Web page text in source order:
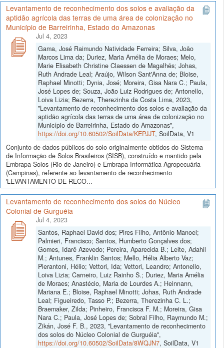
Levantamento de reconhecimento dos solos e avaliação da
aptidão agrícola das terras de uma área de colonização no
Município de Barreirinha, Estado do Amazonas
Jul 4, 2023
Gama, José Raimundo Natividade Ferreira; Silva, João
Marcos Lima da; Duriez, Maria Amélia de Moraes; Melo,
Marie Elisabeth Christine Claessen de Magalhẽs; Johas,
Ruth Andrade Leal; Araújo, Wilson Sant'Anna de; Bloise,
Raphael Minotti; Dynia, José; Moreira, Gisa Nara C.; Paula,
José Lopes de; Souza, João Luiz Rodrigues de; Antonello,
Loiva Lizia; Bezerra, Therezinha da Costa Lima, 2023,
"Levantamento de reconhecimento dos solos e avaliação da
aptidão agrícola das terras de uma área de colonização no
Município de Barreirinha, Estado do Amazonas",
https://doi.org/10.60502/SoilData/KEPJJT, SoilData, V1
Conjunto de dados públicos do solo originalmente obtidos do Sistema
de Informação de Solos Brasileiros (SISB), construído e mantido pela
Embrapa Solos (Rio de Janeiro) e Embrapa Informática Agropecuária
(Campinas), referente ao levantamento de reconhecimento
'LEVANTAMENTO DE RECO...
Levantamento de reconhecimento dos solos do Núcleo
Colonial de Gurguéia
Jul 4, 2023
Santos, Raphael David dos; Pires Filho, Antônio Manoel;
Palmieri, Francisco; Santos, Humberto Gonçalves dos;
Gomes, Idarê Azevedo; Pereira, Aparecida B.; Leite, Adahil
M.; Antunes, Franklin Santos; Mello, Hélia Alberto Vaz;
Pierantoni, Hélio; Vettori, Ida; Vettori, Leandro; Antonello,
Loiva Lizia; Carneiro, Luiz Rainho S.; Duriez, Maria Amélia
de Moraes; Anastécio, Maria de Lourdes A.; Heinnann,
Mariana E.; Bloise, Raphael Minotti; Johas, Ruth Andrade
Leal; Figueiredo, Tasso P.; Bezerra, Therezinha C. L.;
Braemaker, Zilda; Pinheiro, Francisca F. M.; Moreira, Gisa
Nara C.; Paula, José Lopes de; Sobral Filho, Raymundo M.;
Zikán, José F. B., 2023, "Levantamento de reconhecimento
dos solos do Núcleo Colonial de Gurguéia",
https://doi.org/10.60502/SoilData/8WQJN7, SoilData, V1